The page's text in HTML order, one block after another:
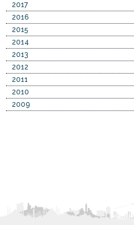
2017
2016
2015
2014
2013
2012
2011
2010
2009